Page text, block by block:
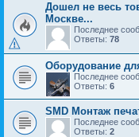
Дошел не весь
Москве...
Последнее
Ответы: 78
Оборудование
Последнее
Ответы: 6
SMD Монтаж
Последнее
Ответы: 2